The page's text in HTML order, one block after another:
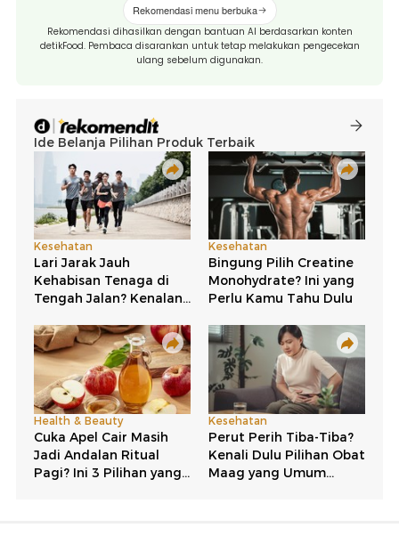
Rekomendasi menu berbuka
Rekomendasi dihasilkan dengan bantuan AI berdasarkan konten
detikFood. Pembaca disarankan untuk tetap melakukan pengecekan
ulang sebelum digunakan.